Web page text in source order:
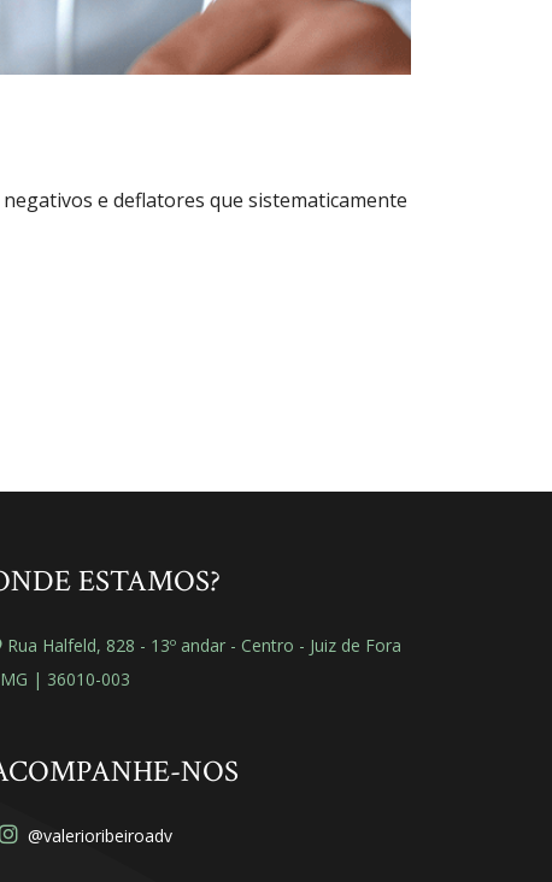
e deflatores que sistematicamente
ESTAMOS?
Rua Halfeld, 828 - 13º andar - Centro - Juiz de Fora
| 36010-003
NOS
@valerioribeiroadv